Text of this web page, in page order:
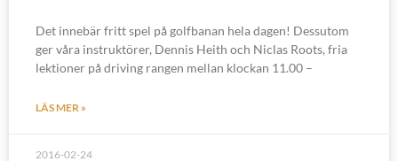
Det innebär fritt spel på golfbanan hela dagen! Dessutom
ger våra instruktörer, Dennis Heith och Niclas Roots, fria
lektioner på driving rangen mellan klockan 11.00 –
LÄS MER »
2016-02-24